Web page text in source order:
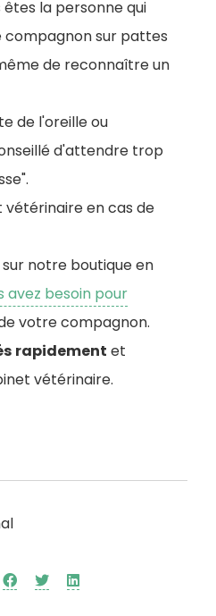
êtes la personne qui
sur pattes
de reconnaître un
de l'oreille ou
d'attendre trop
en cas de
notre boutique en
avez besoin pour
votre compagnon.
rapidement et
vétérinaire.